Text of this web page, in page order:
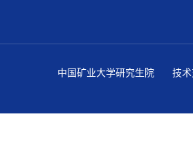
中国矿业大学研究生院 技